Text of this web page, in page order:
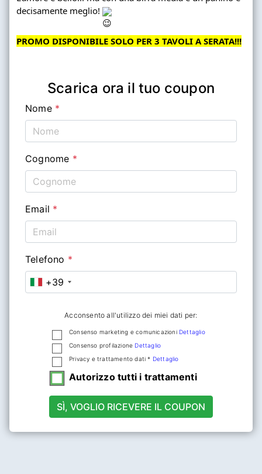
decisamente meglio!
PROMO DISPONIBILE SOLO PER 3 TAVOLI A SERATA!!!
Scarica ora il tuo coupon
Nome *
Cognome *
Email *
Telefono *
+39
Acconsento all'utilizzo dei miei dati per:
Consenso marketing e comunicazioni Dettaglio
Consenso profilazione Dettaglio
Privacy e trattamento dati * Dettaglio
Autorizzo tutti i trattamenti
SÌ, VOGLIO RICEVERE IL COUPON